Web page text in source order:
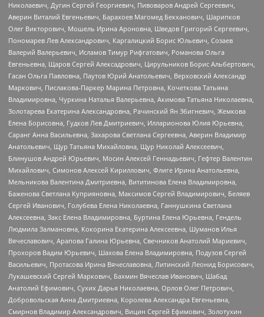
Николаевич, Дугин Сергей Георгиевич, Пивоваров Андрей Сергеевич,
Аверин Виталий Евгеньевич, Барахоев Магомед Бекханович, Шарипков
Олег Викторович, Мошель Ирина Ароновна, Шведов Григорий Сергеевич,
Пономарев Лев Александрович, Каргалицкий Борис Юльевич, Созаев
Валерий Валерьевич, Исламов Тимур Рифгатович, Романова Ольга
Евгеньевна, Щаров Сергей Алексадрович, Цирульников Борис Альбертович,
Гасан Ольга Павловна, Паутов Юрий Анатольевич, Верховский Александр
Маркович, Пислакова-Паркер Марина Петровна, Кочеткова Татьяна
Владимировна, Чуркина Наталья Валерьевна, Акимова Татьяна Николаевна,
Золотарева Екатерина Александровна, Рачинский Ян Збигневич, Жемкова
Елена Борисовна, Гудков Лев Дмитриевич, Илларионова Юлия Юрьевна,
Саранг Анна Васильевна, Захарова Светлана Сергеевна, Аверин Владимир
Анатольевич, Щур Татьяна Михайловна, Щур Николай Алексеевич,
Блинушов Андрей Юрьевич, Мосин Алексей Геннадьевич, Гефтер Валентин
Михайлович, Симонов Алексей Кириллович, Флиге Ирина Анатольевна,
Мельникова Валентина Дмитриевна, Вититинова Елена Владимировна,
Баженова Светлана Куприяновна, Максимов Сергей Владимирович, Беляев
Сергей Иванович, Голубева Елена Николаевна, Ганнушкина Светлана
Алексеевна, Закс Елена Владимировна, Буртина Елена Юрьевна, Гендель
Людмила Залмановна, Кокорина Екатерина Алексеевна, Шуманов Илья
Вячеславович, Арапова Галина Юрьевна, Свечников Анатолий Мариевич,
Прохоров Вадим Юрьевич, Шахова Елена Владимировна, Подузов Сергей
Васильевич, Протасова Ирина Вячеславовна, Литинский Леонид Борисович,
Лукашевский Сергей Маркович, Бахмин Вячеслав Иванович, Шабад
Анатолий Ефимович, Сухих Дарья Николаевна, Орлов Олег Петрович,
Добровольская Анна Дмитриевна, Королева Александра Евгеньевна,
Смирнов Владимир Александрович, Вицин Сергей Ефимович, Золотухин